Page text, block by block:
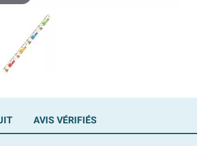
AVIS VÉRIFIÉS